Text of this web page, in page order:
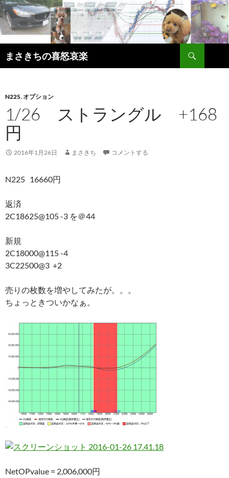
コ
ン
テ
ン
ツ
へ
まさきちの喜怒哀楽
索
N225,オプション
1/26 ストラングル +168
円
2016年1月26日 まさきち コメントする
N225 16660円
返済
2C18625@105 -3 を＠44
新規
2C18000@115 -4
3C22500@3 +2
売りの枚数を増やしてみたが。。。
ちょっときついかなぁ。
NetOPvalue = 2,006,000円